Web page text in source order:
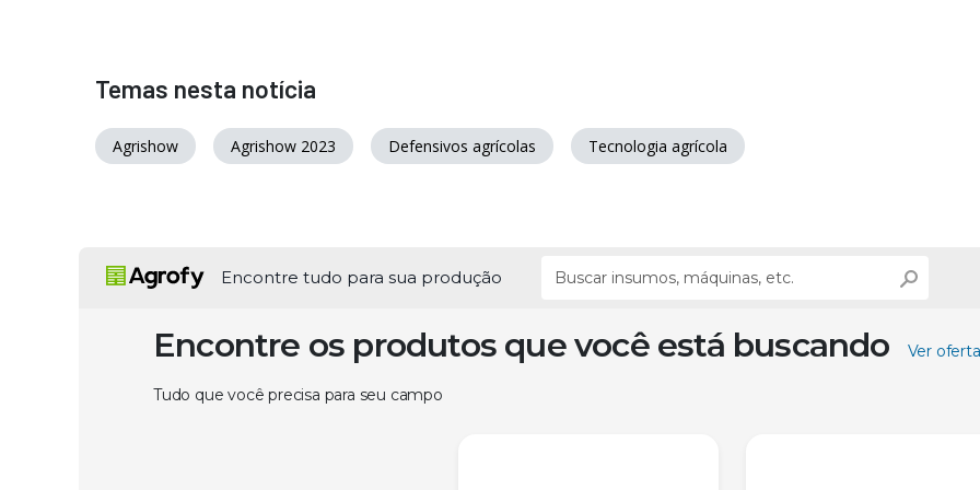
Temas nesta notícia
Agrishow Agrishow 2023 Defensivos agrícolas Tecnologia agrícola
Encontre tudo para sua produção
Encontre os produtos que você está buscando Ver
Tudo que você precisa para seu campo